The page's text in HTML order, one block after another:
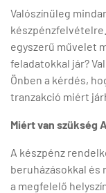
Valószínűleg
egyszerű művelet
feladatokkal jár?
Önben a kérdés,
tranzakció miért
Miért van szükség
A készpénz
beruházásokkal és
a megfelelő